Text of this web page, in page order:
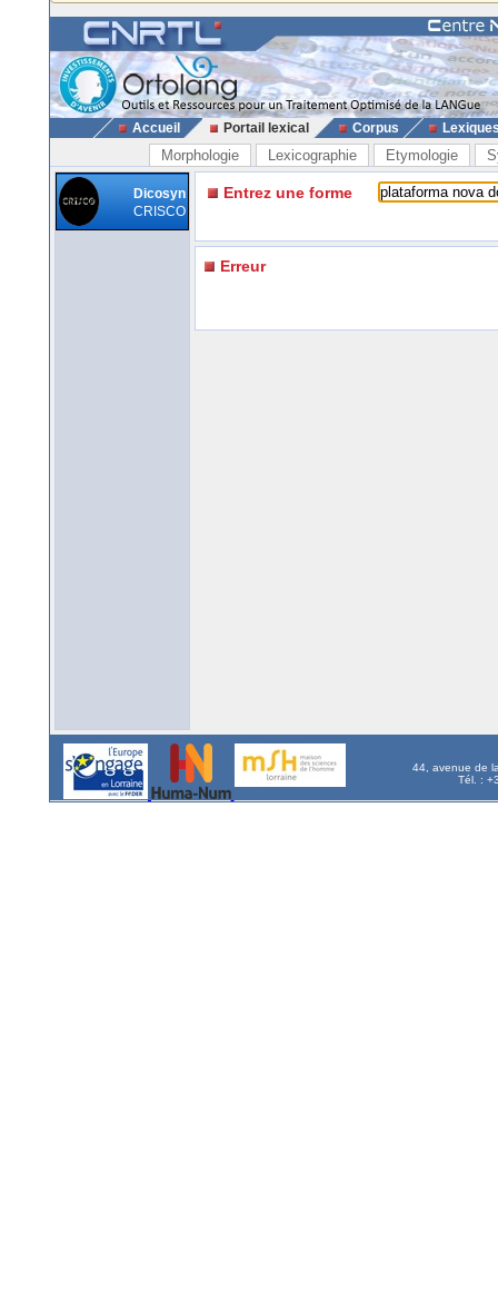
Accueil Portail lexical Corpus
Morphologie Lexicographie Etymologie
Dicosyn
CRISCO
Entrez une forme
Erreur
44, avenue de
Tél. :